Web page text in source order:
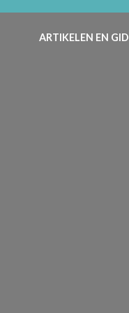
ARTIKELEN EN